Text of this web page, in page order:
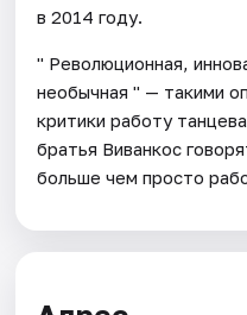
в 2014 году.
" Революционная,
необычная " — такими
критики работу
братья Виванкос
больше чем просто